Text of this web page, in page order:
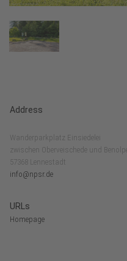
Address
Wanderparkplatz Einsiedelei
zwischen Oberveischede und Benolpe
57368 Lennestadt
info@npsr.de
URLs
Homepage